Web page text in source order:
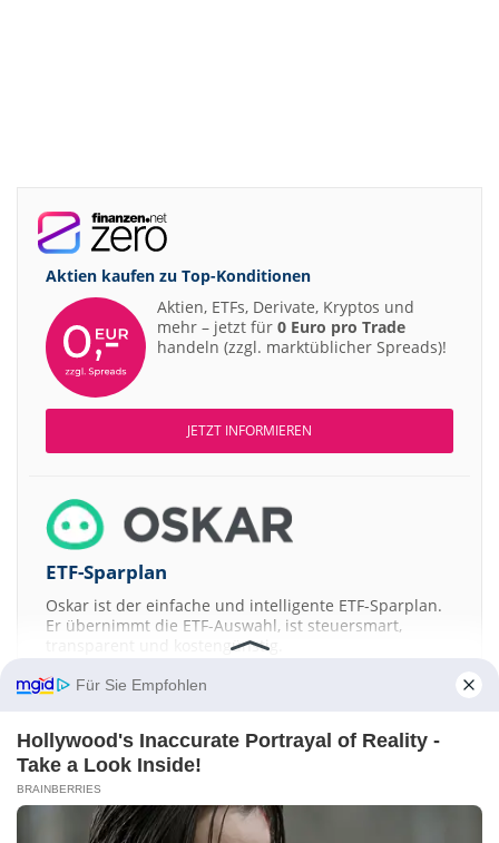
Aktien kaufen zu Top-Konditionen
Aktien, ETFs, Derivate, Kryptos und
mehr – jetzt für 0 Euro pro Trade
handeln (zzgl. marktüblicher Spreads)!
JETZT INFORMIEREN
ETF-Sparplan
Oskar ist der einfache und intelligente ETF-Sparplan.
Er übernimmt die ETF-Auswahl, ist steuersmart,
transparent und kostengünstig.
JETZT MEHR ERFAHREN
Aktien ATX DAX EuroStoxx 50 Dow Jones
Für Sie Empfohlen
Hollywood's Inaccurate Portrayal of Reality -
Take a Look Inside!
BRAINBERRIES